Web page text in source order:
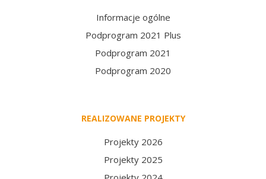
REALIZOWANE PROJEKTY
Projekty 2026
Projekty 2025
Informacje ogólne
Podprogram 2021 Plus
Podprogram 2021
Podprogram 2020